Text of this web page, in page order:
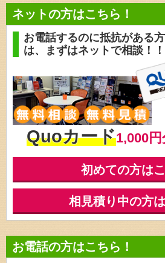
ネットの方はこちら！
お電話するのに抵抗がある方
は、
まずはネットで相談！！
Quoカード1,000
初めての方は
相見積り中の方
お電話の方はこちら！